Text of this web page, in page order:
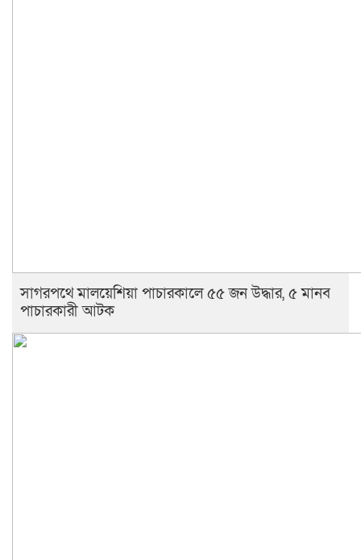
সাগরপথে মালয়েশিয়া পাচারকালে ৫৫ জন উদ্ধার, ৫ মানব
পাচারকারী আটক